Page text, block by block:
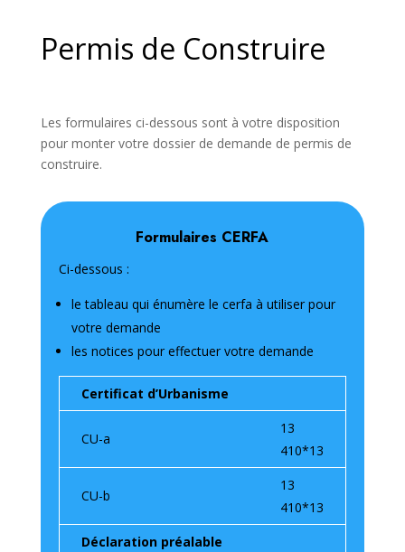
Permis de Construire
Les formulaires ci-dessous sont à votre disposition
pour monter votre dossier de demande de permis de
construire.
Formulaires CERFA
Ci-dessous :
le tableau qui énumère le cerfa à utiliser pour
votre demande
les notices pour effectuer votre demande
Certificat d’Urbanisme
CU-a
13
410*13
CU-b
13
410*13
Déclaration préalable